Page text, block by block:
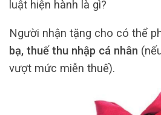
luật hiện hành là gì?
Người nhận tặng cho có thể
bạ, thuế thu nhập cá nhân
vượt mức miễn thuế).